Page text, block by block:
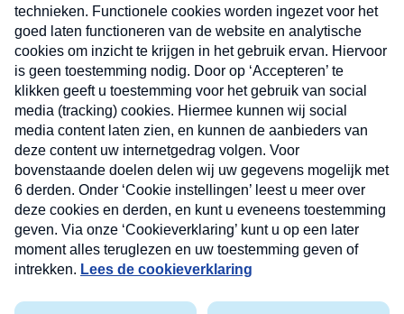
Verzend
Nieuwsbrief
Neem hier een gratis abonnement op onze
nieuwsbrief. Elke vrijdag- en dinsdagochtend in uw